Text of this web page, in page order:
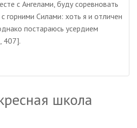
с Ангелами, буду соревновать
горними Силами: хоть я и отличен
постараюсь усердием
407].
школа